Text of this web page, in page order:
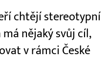
chtějí stereotypní
nějaký svůj cíl,
v rámci České